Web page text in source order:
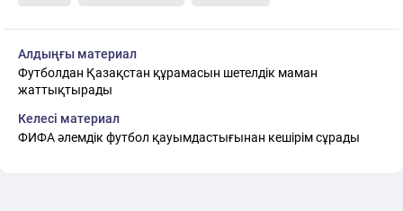
Алдыңғы материал
Футболдан Қазақстан құрамасын шетелдік маман
жаттықтырады
Келесі материал
ФИФА әлемдік футбол қауымдастығынан кешірім сұрады